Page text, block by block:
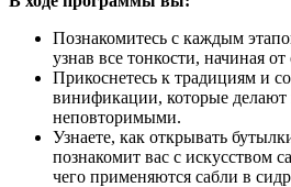
Познакомитесь с каждым
узнав все тонкости, начиная
Прикоснетесь к традициям и
винификации, которые
неповторимыми.
Узнаете, как открывать
познакомит вас с искусством
чего применяются сабли в